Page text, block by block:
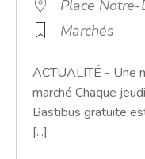
Place Notre-
Marchés
ACTUALITÉ - Une
marché Chaque
Bastibus gratuite
[...]